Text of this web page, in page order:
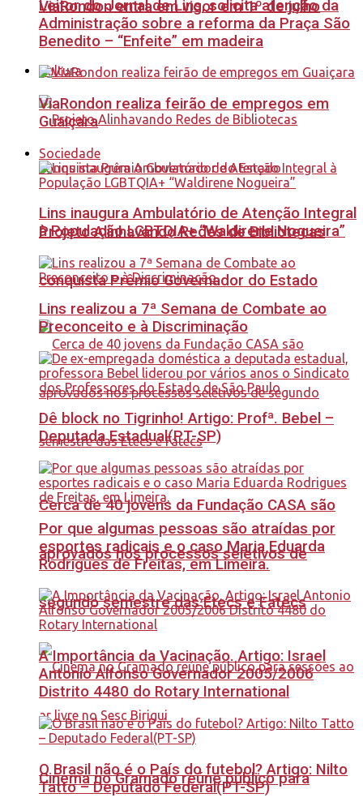
ViaRondon entra em vigor em 1º de julho
Cultura
Projeto Alinhavando Redes de Bibliotecas
conquista Prêmio Governador do Estado
Cerca de 40 jovens da Fundação CASA são
aprovados nos processos seletivos de
segundo semestre das Etecs e Fatecs
Cinema no Gramado reúne público para
Leitor do Jornal de Lins, solicita atenção da
Administração sobre a reforma da Praça São
Benedito – “Enfeite” em madeira
ViaRondon realiza feirão de empregos em
Guaiçara
Sociedade
Lins inaugura Ambulatório de Atenção Integral
à População LGBTQIA+ “Waldirene Nogueira”
Lins realizou a 7ª Semana de Combate ao
Preconceito e à Discriminação
Dê block no Tigrinho! Artigo: Profª. Bebel –
Deputada Estadual(PT-SP)
Por que algumas pessoas são atraídas por
esportes radicais e o caso Maria Eduarda
Rodrigues de Freitas, em Limeira.
A Importância da Vacinação. Artigo: Israel
Antonio Alfonso Governador 2005/2006
Distrito 4480 do Rotary International
O Brasil não é o País do futebol? Artigo: Nilto
Tatto – Deputado Federal(PT-SP)